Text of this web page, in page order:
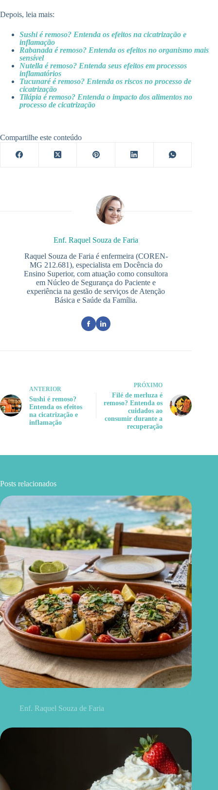
Depois, leia mais:
Sushi é remoso? Entenda os efeitos na cicatrização e
inflamação
Rabanada é remoso? Entenda os efeitos no organismo mais
sensível
Nutella é remoso? Entenda seus efeitos em processos
inflamatórios
Tucunaré é remoso? Entenda os riscos no processo de
cicatrização
Tilápia é remoso? Entenda o impacto dos alimentos no
processo de cicatrização
Compartilhe este conteúdo
Enf. Raquel Souza de Faria
Raquel Souza de Faria é enfermeira (COREN-
MG 212.681), especialista em Docência do
Ensino Superior, com atuação como consultora
em Núcleo de Segurança do Paciente e
experiência na gestão de serviços de Atenção
Básica e Saúde da Família.
ANTERIOR
Sushi é remoso?
Entenda os efeitos
na cicatrização e
inflamação
PRÓXIMO
Filé de merluza é
remoso? Entenda os
cuidados ao
consumir durante a
recuperação
Posts relacionados
Enf. Raquel Souza de Faria